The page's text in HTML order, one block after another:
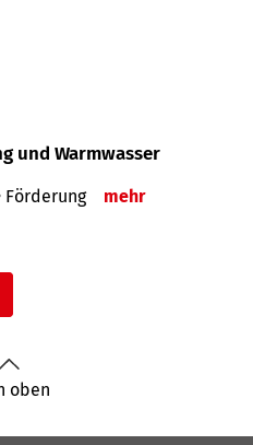
und Warmwasser
Förderung mehr
oben